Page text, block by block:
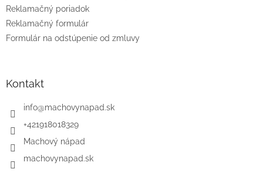
Reklamačný poriadok
Reklamačný formulár
Formulár na odstúpenie od zmluvy
Kontakt
info@machovynapad.sk
+421918018329
Machový nápad
machovynapad.sk